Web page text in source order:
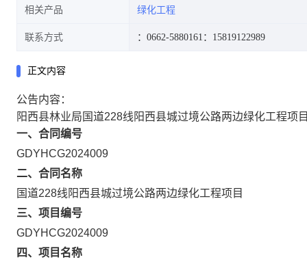
相关产品 绿化工程
联系方式 ：0662-5880161 ：15819122989
正文内容
公告内容：
阳西县林业局国道228线阳西县城过境公路两边绿化工程项
一、合同编号
GDYHCG2024009
二、合同名称
国道228线阳西县城过境公路两边绿化工程项目
三、项目编号
GDYHCG2024009
四、项目名称